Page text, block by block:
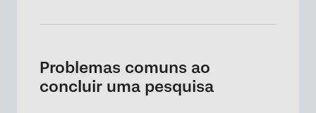
Problemas comuns ao
concluir uma pesquisa